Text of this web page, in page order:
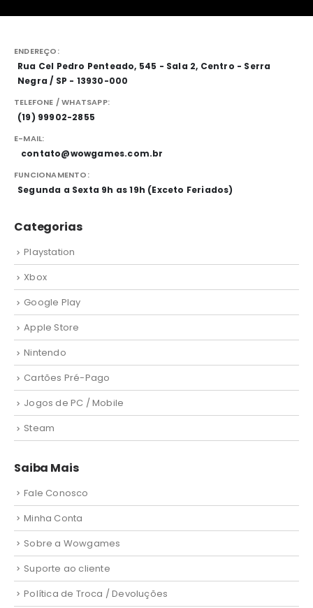
ENDEREÇO:
Rua Cel Pedro Penteado, 545 - Sala 2, Centro - Serra
Negra / SP - 13930-000
TELEFONE / WHATSAPP:
(19) 99902-2855
E-MAIL:
contato@wowgames.com.br
FUNCIONAMENTO:
Segunda a Sexta 9h as 19h (Exceto Feriados)
Categorias
Playstation
Xbox
Google Play
Apple Store
Nintendo
Cartões Pré-Pago
Jogos de PC / Mobile
Steam
Saiba Mais
Fale Conosco
Minha Conta
Sobre a Wowgames
Suporte ao cliente
Política de Troca / Devoluções